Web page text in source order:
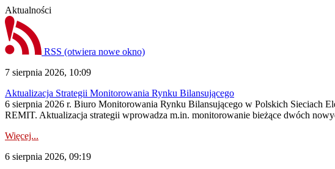
Aktualności
RSS (otwiera nowe okno)
7 sierpnia 2026, 10:09
Aktualizacja Strategii Monitorowania Rynku Bilansującego
6 sierpnia 2026 r. Biuro Monitorowania Rynku Bilansującego w Polskich Sieciach
REMIT. Aktualizacja strategii wprowadza m.in. monitorowanie bieżące dwóch
Więcej...
6 sierpnia 2026, 09:19